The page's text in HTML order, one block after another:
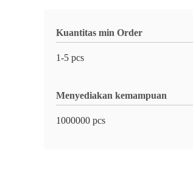
Kuantitas min Order
1-5 pcs
Menyediakan kemampuan
1000000 pcs